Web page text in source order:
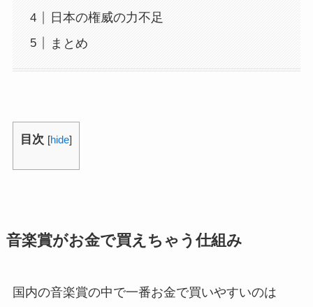
日本の権威の力不足
まとめ
目次 [hide]
音楽賞がお金で買えちゃう仕組み
国内の音楽賞の中で一番お金で買いやすいのは